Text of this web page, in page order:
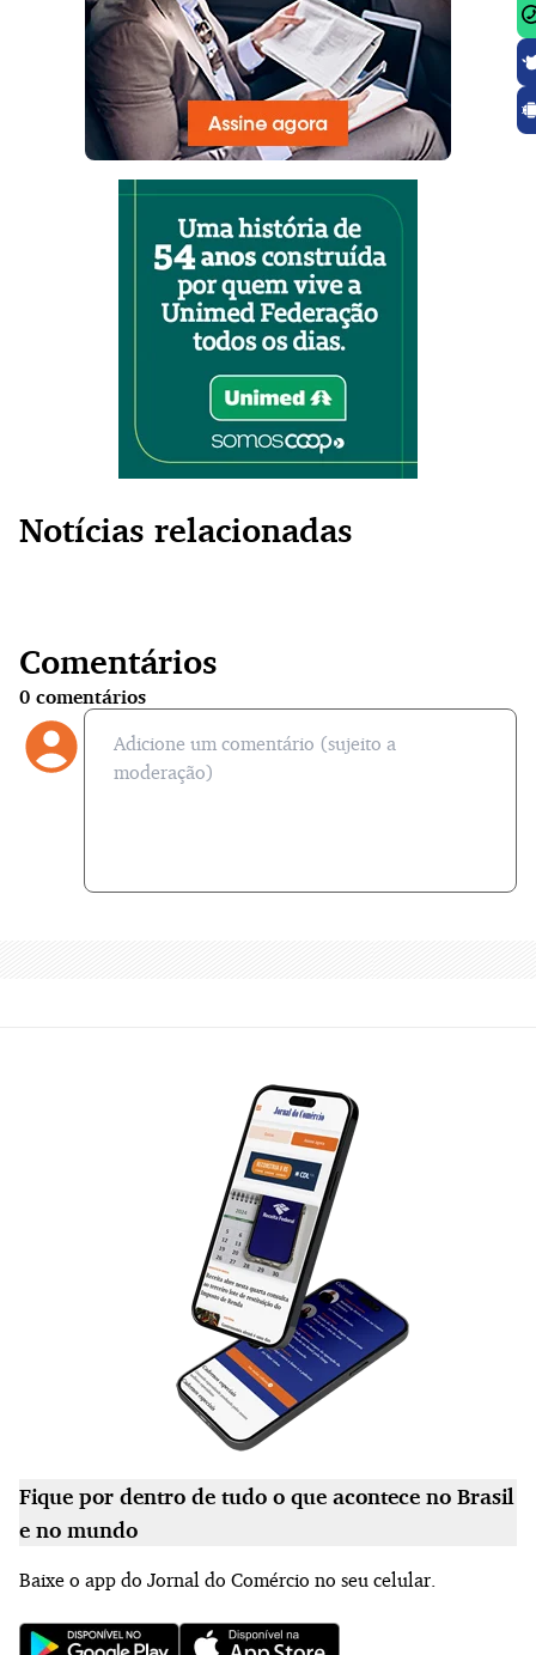
Notícias relacionadas
Comentários
0 comentários
Fique por dentro de tudo o que acontece no Brasil
e no mundo
Baixe o app do Jornal do Comércio no seu celular.